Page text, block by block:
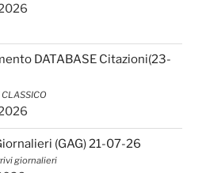
DATABASE Citazioni(23-
(GAG) 21-07-26
giornalieri